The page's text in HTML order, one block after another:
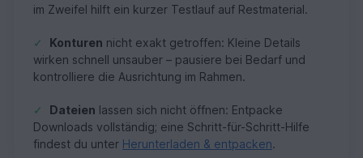
im Zweifel hilft ein kurzer Testlauf auf Restmaterial.
✓ Konturen nicht exakt getroffen: Kleine Details
wirken schnell unsauber – pausiere bei Bedarf und
kontrolliere die Ausrichtung im Rahmen.
✓ Dateien lassen sich nicht öffnen: Entpacke
Downloads vollständig; eine Schritt-für-Schritt-Hilfe
findest du unter Herunterladen & entpacken.